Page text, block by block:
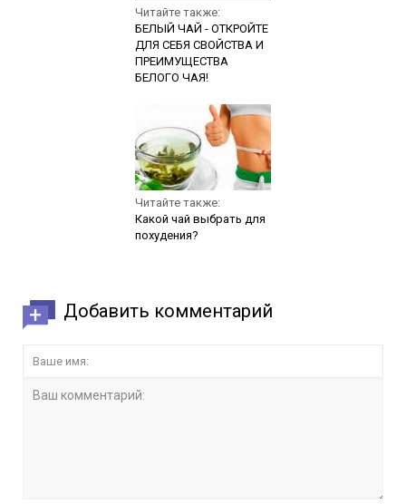
Читайте также:
БЕЛЫЙ ЧАЙ - ОТКРОЙТЕ
ДЛЯ СЕБЯ СВОЙСТВА И
ПРЕИМУЩЕСТВА
БЕЛОГО ЧАЯ!
Читайте также:
Какой чай выбрать для
похудения?
Добавить комментарий